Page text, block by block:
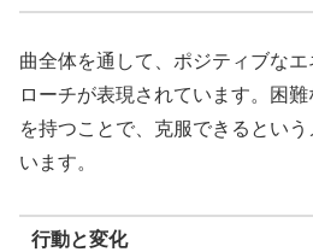
曲全体を通して、ポジティブな
ローチが表現されています。困
を持つことで、克服できるとい
います。
行動と変化